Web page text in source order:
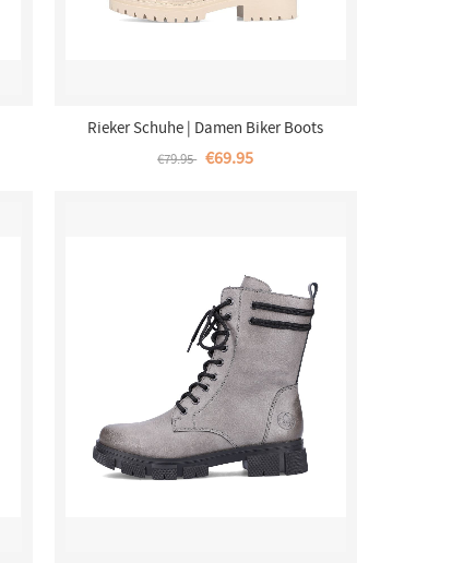
Rieker Schuhe | Damen Biker Boots
Cremebeige
€79.95 €69.95